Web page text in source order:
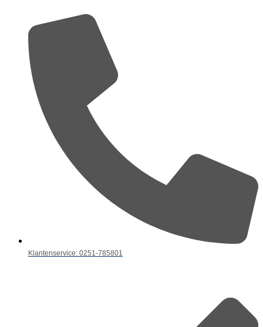
Klantenservice: 0251-785801